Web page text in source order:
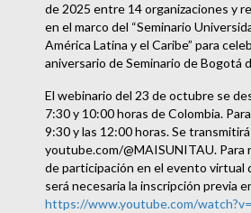
de 2025 entre 14 organizaciones y
en el marco del “Seminario
América Latina y el Caribe” para
aniversario de Seminario de Bogotá
El webinario del 23 de octubre se
7:30 y 10:00 horas de Colombia.
9:30 y las 12:00 horas. Se
youtube.com/@MAISUNITAU. Para
de participación en el evento virtual
será necesaria la inscripción previa
https://www.youtube.com/